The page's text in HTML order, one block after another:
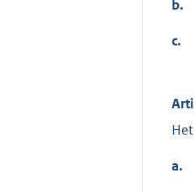
b.
c.
a.